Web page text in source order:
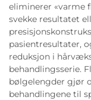
eliminerer «varme
svekke resultatet
pasientresultater,
reduksjon i
behandlingsserie.
bølgelengder gjør
behandlingene til